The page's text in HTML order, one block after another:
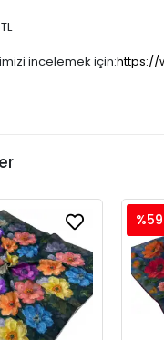
incelemek için:https://
%59